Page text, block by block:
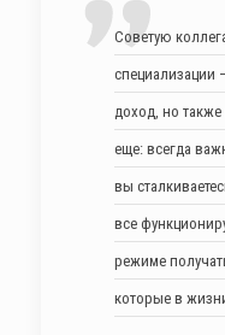
Советую
специализации
доход, но
еще: всегда
вы
все
режиме
которые в